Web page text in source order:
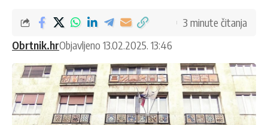
Obrtnik.hrObjavljeno 13.02.2025. 13:46
3 minute čitanja